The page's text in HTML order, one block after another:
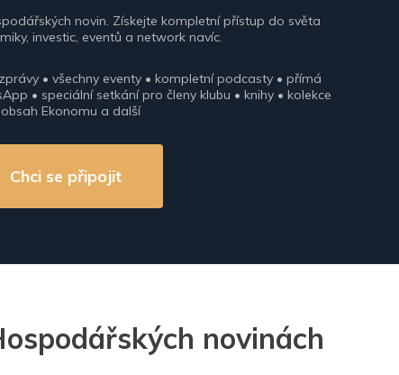
novin. Získejte kompletní přístup do světa
investic, eventů a network navíc.
• všechny eventy • kompletní podcasty • přímá
• speciální setkání pro členy klubu • knihy • kolekce
obsah Ekonomu a další
Chci se připojit
novinách